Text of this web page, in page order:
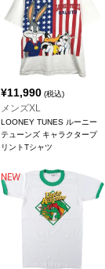
¥11,990(税込)
メンズXL
LOONEY TUNES ルーニー
テューンズ キャラクタープ
リントTシャツ